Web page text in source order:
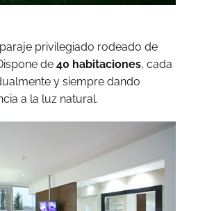
privilegiado rodeado de
de 40 habitaciones, cada
y siempre dando
a la luz natural.